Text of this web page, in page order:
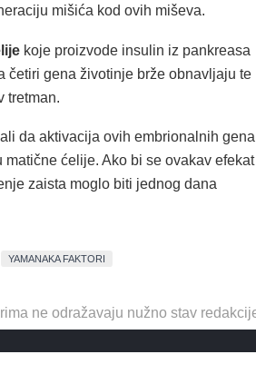
mišića kod ovih miševa.
koje proizvode insulin iz pankreasa
četiri gena životinje brže obnavljaju te
tretman.
da aktivacija ovih embrionalnih gena
ćelije. Ako bi se ovakav efekat
zaista moglo biti jednog dana
YAMANAKA FAKTORI
ne odražavaju nužno stav